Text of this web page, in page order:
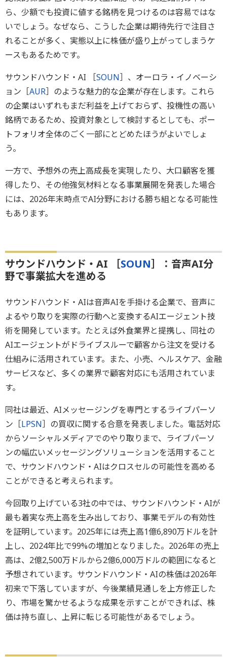
ら、少額でも投資に値する銘柄を見つけるのは容易ではな
いでしょう。なぜなら、こうした企業は期待先行で注目さ
れることが多く、実態以上に株価が盛り上がってしまうケ
ースもあるためです。
サウンドハウンド・AI ［SOUN］、オーロラ・イノベーシ
ョン［AUR］のような魅力的な企業が存在します。これら
の企業はいずれもまだ利益を上げておらず、投機性の高い
銘柄であるため、投資対象として検討するとしても、ポー
トフォリオ全体のごく一部にとどめたほうがよいでしょ
う。
一方で、予想外の売上高成長を実現したり、大口顧客を獲
得したり、その他強気材料となる事業展開を発表した場合
には、2026年末時点でAI分野における勝ち組となる可能性
もあります。
サウンドハウンド・AI ［SOUN］：音声AI分
野で事業拡大を進める
サウンドハウンド・AIは音声AIを手掛ける企業で、音声に
よるやり取りを実際の行動へと変換するAIエージェント技
術を開発しています。たとえば外食業界と提携し、同社の
AIエージェントがドライブスルーで顧客から注文を受ける
仕組みに活用されています。また、小売、ヘルスケア、金融
サービスなど、多くの業界で顧客対応にも活用されていま
す。
同社は最近、AIメッセージングを専門とするライブパーソ
ン［LPSN］の買収に関する合意を発表しました。電話対応
からソーシャルメディアでのやり取りまで、ライブパーソ
ンの幅広いメッセージングソリューションを活用すること
で、サウンドハウンド・AIはクロスセルの可能性を高める
ことができると考えられます。
今回取り上げている3社の中では、サウンドハウンド・AIが
最も着実な売上高を生み出しており、事業モデルの有効性
を証明しています。2025年には売上高1億6,890万ドルを計
上し、2024年比で99%の増加となりました。2026年の売上
高は、2億2,500万ドルから2億6,000万ドルの範囲になると
予想されています。サウンドハウンド・AIの株価は2026年
初来で下落していますが、今後業績見通しを上方修正した
り、市場を驚かせるような成果を示すことができれば、株
価は持ち直し、上昇に転じる可能性があるでしょう。